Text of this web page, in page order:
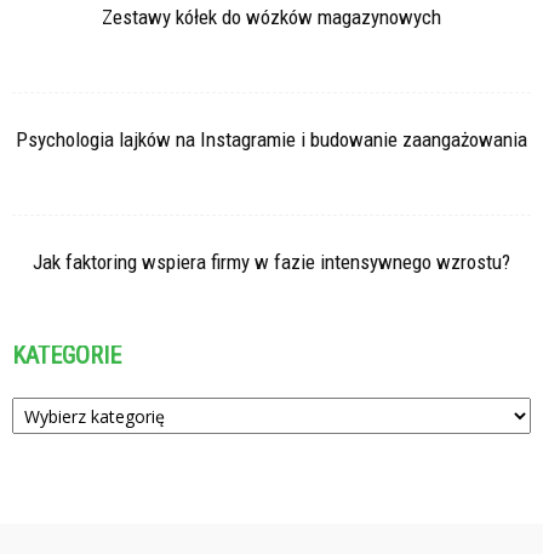
Zestawy kółek do wózków magazynowych
Psychologia lajków na Instagramie i budowanie zaangażowania
Jak faktoring wspiera firmy w fazie intensywnego wzrostu?
KATEGORIE
Kategorie